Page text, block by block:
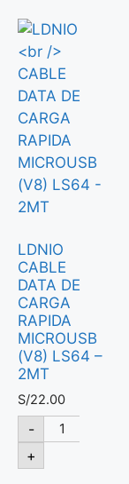
LDNIO
CABLE
DATA DE
CARGA
RAPIDA
MICROUSB
(V8) LS64 –
2MT
S/22.00
-
+